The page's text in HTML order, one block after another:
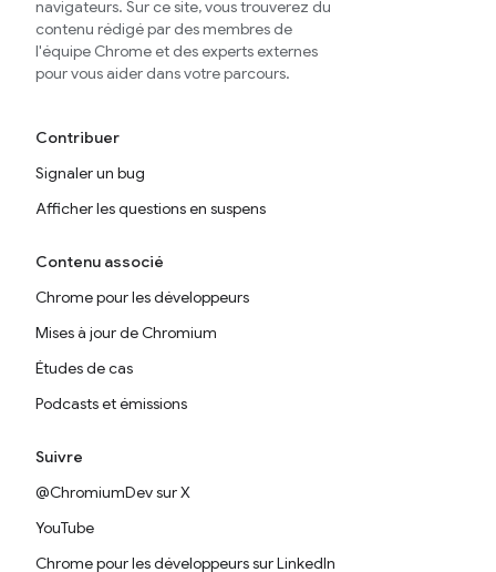
navigateurs. Sur ce site, vous trouverez du
contenu rédigé par des membres de
l'équipe Chrome et des experts externes
pour vous aider dans votre parcours.
Contribuer
Signaler un bug
Afficher les questions en suspens
Contenu associé
Chrome pour les développeurs
Mises à jour de Chromium
Études de cas
Podcasts et émissions
Suivre
@ChromiumDev sur X
YouTube
Chrome pour les développeurs sur LinkedIn